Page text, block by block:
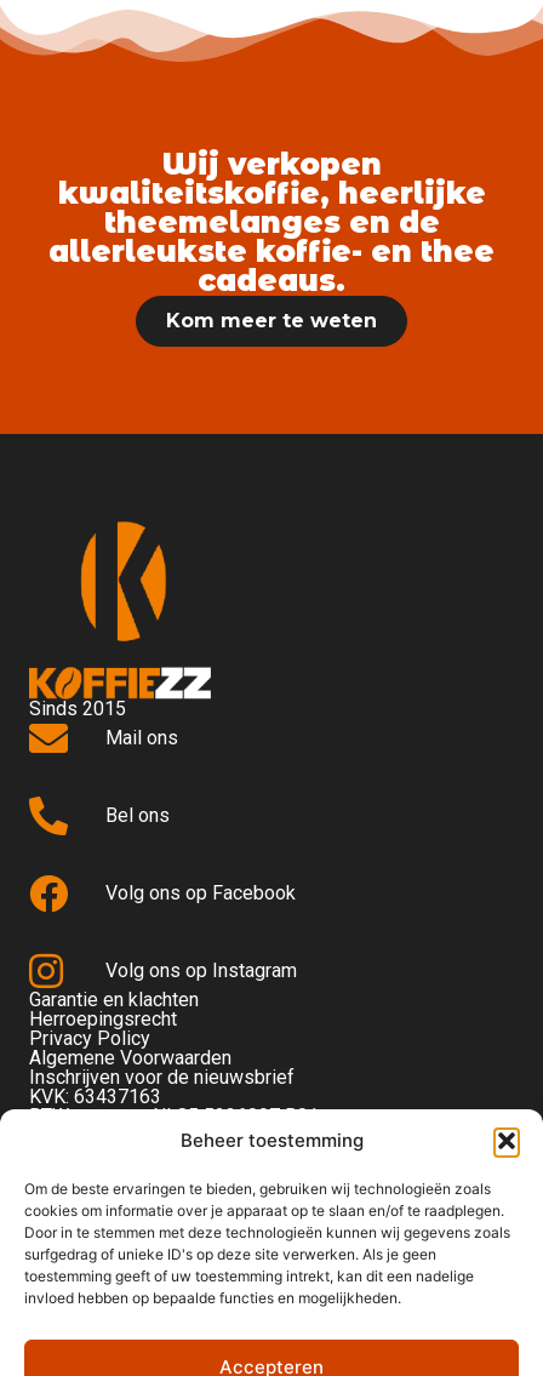
Beheer toestemming
Om de beste ervaringen te bieden, gebruiken wij technologieën zoals
cookies om informatie over je apparaat op te slaan en/of te raadplegen.
Door in te stemmen met deze technologieën kunnen wij gegevens zoals
surfgedrag of unieke ID's op deze site verwerken. Als je geen
toestemming geeft of uw toestemming intrekt, kan dit een nadelige
invloed hebben op bepaalde functies en mogelijkheden.
Accepteren
Wij verkopen
kwaliteitskoffie, heerlijke
theemelanges en de
allerleukste koffie- en thee
cadeaus.
Kom meer te weten
Sinds 2015
Mail ons
Bel ons
Volg ons op Facebook
Volg ons op Instagram
Garantie en klachten
Herroepingsrecht
Privacy Policy
Algemene Voorwaarden
Inschrijven voor de nieuwsbrief
KVK: 63437163
BTW-nummer: NL85 5236097 B01
Monteverdistraat 56
2901KE Capelle aan den IJssel